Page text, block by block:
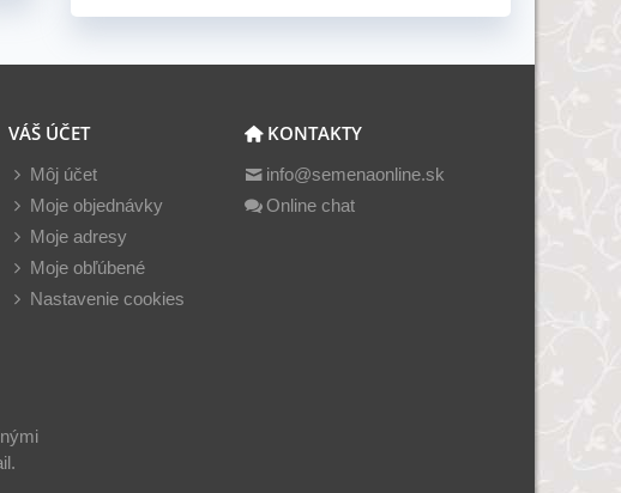
VÁŠ ÚČET
Môj účet
Moje objednávky
Moje adresy
Moje obľúbené
Nastavenie cookies
KONTAKTY
info@semenaonline.sk
Online chat